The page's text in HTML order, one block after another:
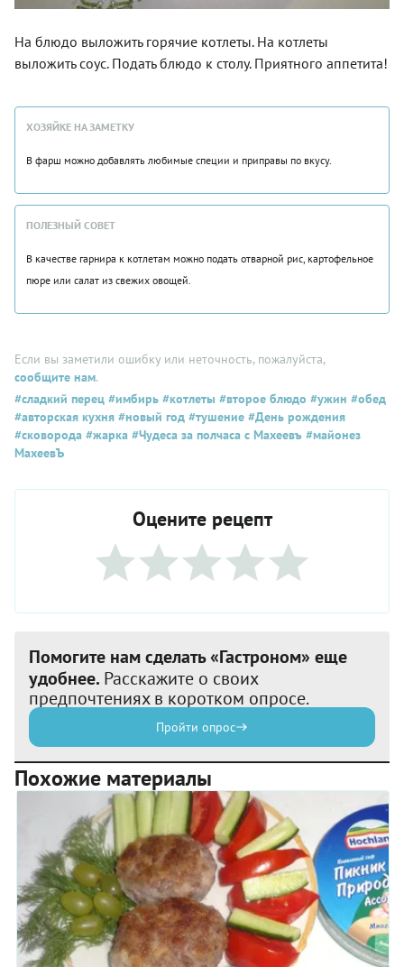
На блюдо выложить горячие котлеты. На котлеты
выложить соус. Подать блюдо к столу. Приятного аппетита!
ХОЗЯЙКЕ НА ЗАМЕТКУ
В фарш можно добавлять любимые специи и приправы по вкусу.
ПОЛЕЗНЫЙ СОВЕТ
В качестве гарнира к котлетам можно подать отварной рис, картофельное
пюре или салат из свежих овощей.
Если вы заметили ошибку или неточность, пожалуйста,
сообщите нам.
#сладкий перец #имбирь #котлеты #второе блюдо #ужин #обед
#авторская кухня #новый год #тушение #День рождения
#сковорода #жарка #Чудеса за полчаса с Махеевъ #майонез
МахеевЪ
Оцените рецепт
Помогите нам сделать «Гастроном» еще
удобнее. Расскажите о своих
предпочтениях в коротком опросе.
Пройти опрос
Похожие материалы